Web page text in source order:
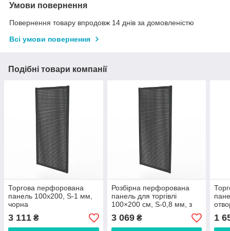
Умови повернення
Повернення товару впродовж 14 днів за домовленістю
Всі умови повернення
Подібні товари компанії
Торгова перфорована
панель 100х200, S-1 мм,
чорна
3 111 ₴
Розбірна перфорована
панель для торгівлі
100×200 см, S-0,8 мм, з
отворами 5х5 мм, чорна
3 069₴
S-
1